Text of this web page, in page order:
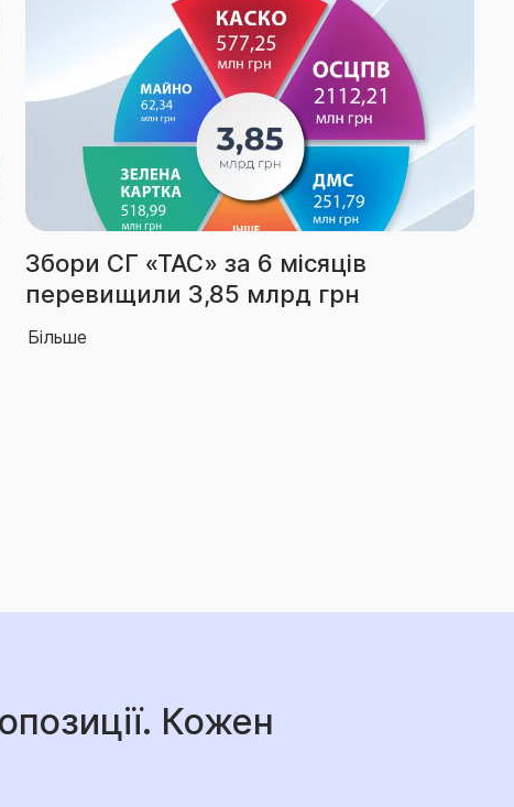
Виплати СГ «ТАС» за І півріччя
зросли на 66% – до 2,14 млрд грн
Більше
Кожен